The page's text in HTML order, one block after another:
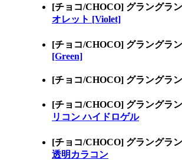
[チョコ/CHOCO] グラングラ
オレット [Violet]
[チョコ/CHOCO] グラングラ
[Green]
[チョコ/CHOCO] グラングラ
[チョコ/CHOCO] グラングラ
リコン ハイドロゲル
[チョコ/CHOCO] グラングラ
透明カラコン